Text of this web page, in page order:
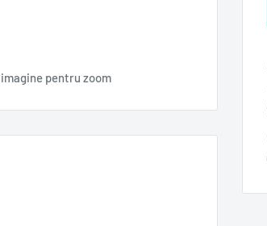
pentru zoom